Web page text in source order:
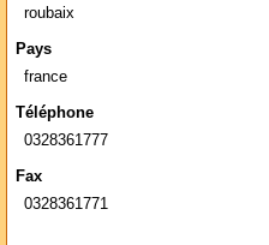
roubaix
Pays
france
Téléphone
0328361777
Fax
0328361771